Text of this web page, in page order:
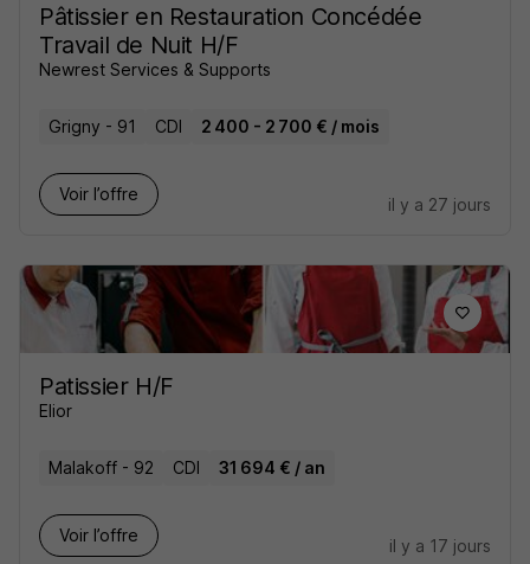
Pâtissier en Restauration Concédée
Travail de Nuit H/F
Newrest Services & Supports
Grigny - 91 CDI 2 400 - 2 700 € / mois
Voir l’offre
il y a 27 jours
Patissier H/F
Elior
Malakoff - 92 CDI 31 694 € / an
Voir l’offre
il y a 17 jours